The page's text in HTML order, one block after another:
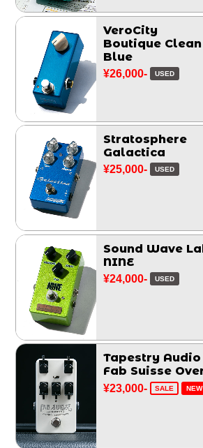
VeroCity
Boutique
Blue
¥26,000- USED
Stratosphere
Galactica
¥25,000- USED
Sound Wave
NINE
¥24,000- USED
Tapestry Audio
Fab Suisse
¥23,000- SALE NEW